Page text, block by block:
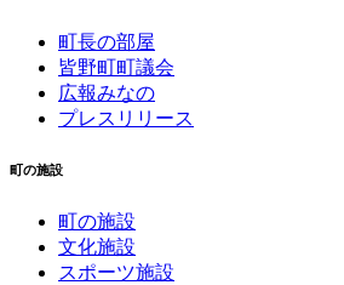
町長の部屋
皆野町町議会
広報みなの
プレスリリース
町の施設
町の施設
文化施設
スポーツ施設